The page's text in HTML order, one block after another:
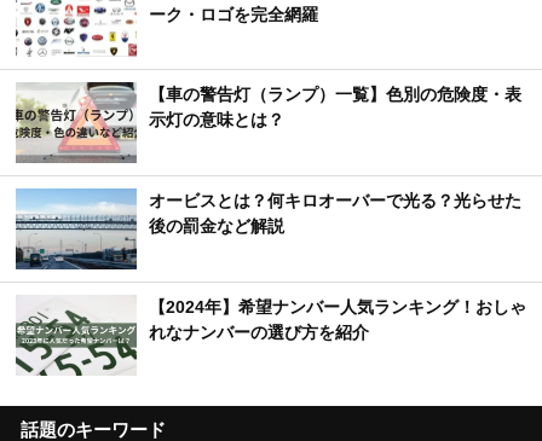
ーク・ロゴを完全網羅
【車の警告灯（ランプ）一覧】色別の危険度・表
示灯の意味とは？
オービスとは？何キロオーバーで光る？光らせた
後の罰金など解説
【2024年】希望ナンバー人気ランキング！おしゃ
れなナンバーの選び方を紹介
話題のキーワード